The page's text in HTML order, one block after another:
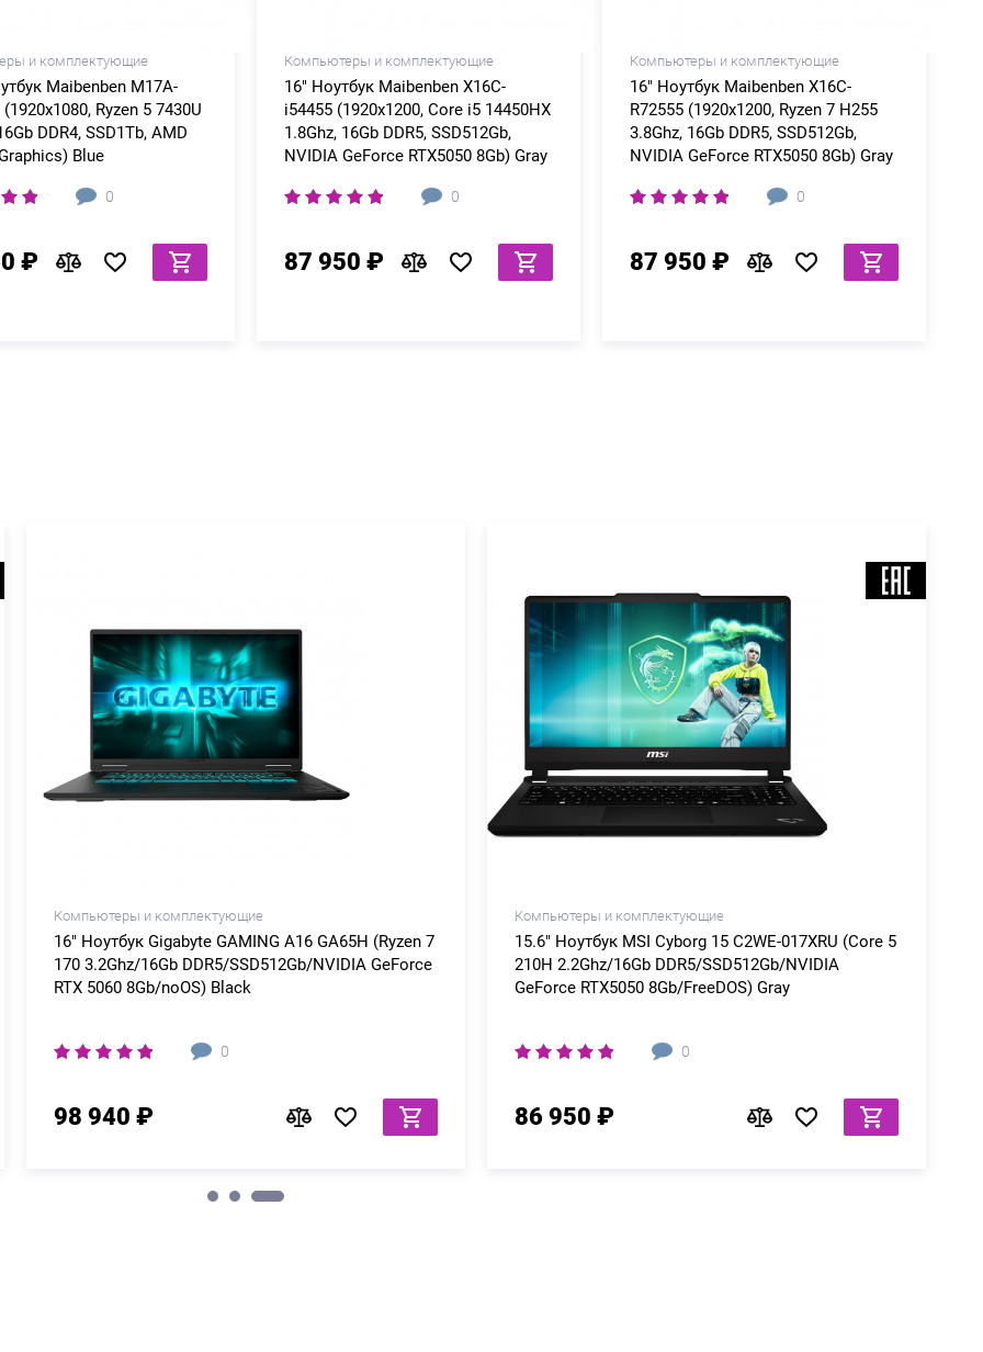
и комплектующие
Maibenben M17A-
Ryzen 5 7430U
DDR4, SSD1Tb, AMD
Blue
0
₽
Компьютеры и комплектующие
16" Ноутбук Maibenben X16C-
i54455 (1920x1200, Core i5 14450HX
1.8Ghz, 16Gb DDR5, SSD512Gb,
NVIDIA GeForce RTX5050 8Gb) Gray
0
87 950 ₽
Компьютеры и комплектующие
16" Ноутбук Maibenben X16C-
R72555 (1920x1200, Ryzen 7 H255
3.8Ghz, 16Gb DDR5, SSD512Gb,
NVIDIA GeForce RTX5050 8Gb) Gray
0
87 950 ₽
Компьютеры и комплектующие
16" Ноутбук Gigabyte GAMING A16 GA65H (Ryzen 7
170 3.2Ghz/16Gb DDR5/SSD512Gb/NVIDIA GeForce
RTX 5060 8Gb/noOS) Black
0
98 940 ₽
Компьютеры и комплектующие
15.6" Ноутбук MSI Cyborg 15 C2WE-017XRU (Core 5
210H 2.2Ghz/16Gb DDR5/SSD512Gb/NVIDIA
GeForce RTX5050 8Gb/FreeDOS) Gray
0
86 950 ₽